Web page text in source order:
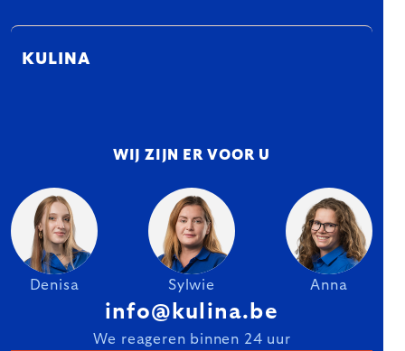
KULINA
WIJ ZIJN ER VOOR U
Denisa Sylwie Anna
info@kulina.be
We reageren binnen 24 uur